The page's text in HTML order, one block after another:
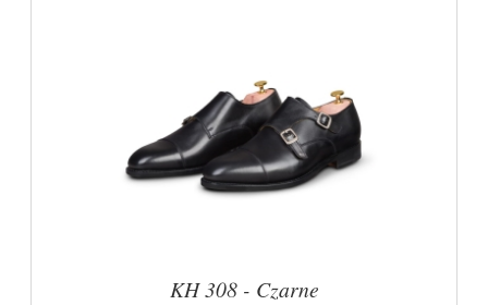
KH 308 - Czarne